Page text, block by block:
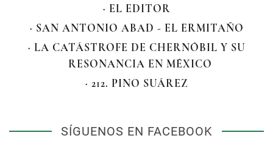
· EL EDITOR
· SAN ANTONIO ABAD - EL ERMITAÑO
· LA CATÁSTROFE DE CHERNÓBIL Y SU
RESONANCIA EN MÉXICO
· 212. PINO SUÁREZ
SÍGUENOS EN FACEBOOK